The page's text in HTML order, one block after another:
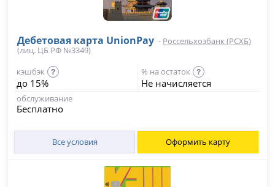
Дебетовая карта UnionPay - Россельхозбанк (РСХБ)
(лиц. ЦБ РФ №3349)
кэшбэк
?
до 15%
% на остаток ?
Не начисляется
обслуживание
Бесплатно
Все условия Оформить карту